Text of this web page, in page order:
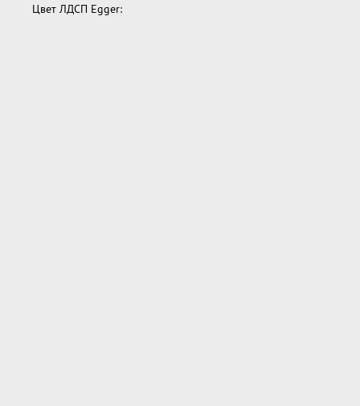
Цвет ЛДСП Egger: